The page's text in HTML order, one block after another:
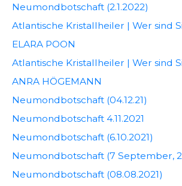
Neumondbotschaft (2.1.2022)
Atlantische Kristallheiler | Wer sind
ELARA POON
Atlantische Kristallheiler | Wer sind
ANRA HÖGEMANN
Neumondbotschaft (04.12.21)
Neumondbotschaft 4.11.2021
Neumondbotschaft (6.10.2021)
Neumondbotschaft (7 September,
Neumondbotschaft (08.08.2021)